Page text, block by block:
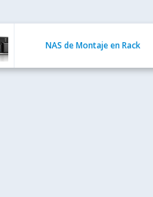
NAS de Montaje en Rack